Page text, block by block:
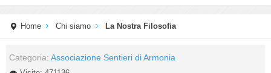
Home Chi siamo La Nostra Filosofia
Categoria: Associazione Sentieri di Armonia